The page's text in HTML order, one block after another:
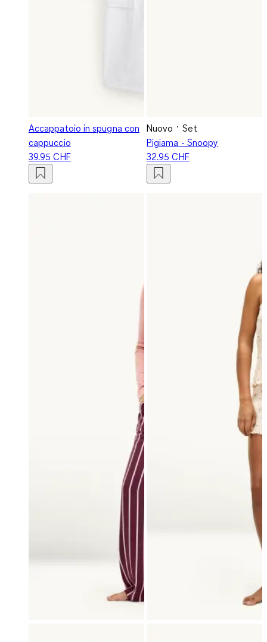
Accappatoio in spugna con
cappuccio
39.95 CHF
Nuovo
Set
Pigiama - Snoopy
32.95 CHF